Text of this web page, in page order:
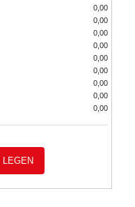
0,00
0,00
0,00
0,00
0,00
0,00
0,00
0,00
0,00
LEGEN